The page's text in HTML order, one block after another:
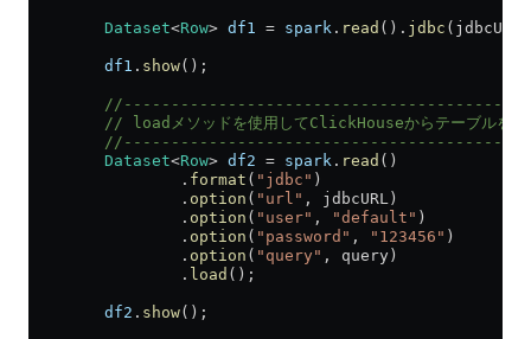
        Dataset
<Row> df1 = spark . read (). jdbc
        df1
. show();
// loadメソッドを使用してClickHouseからテーブルを読
        Dataset
<Row> df2 = spark . read ()
                .
format ( "jdbc" )
                .
option ( "url" , jdbcURL)
                .
option ( "user" , "default" )
                .
option ( "password" , "123456" )
                .
option ( "query" , query)
                .
load ();
        df2
. show();